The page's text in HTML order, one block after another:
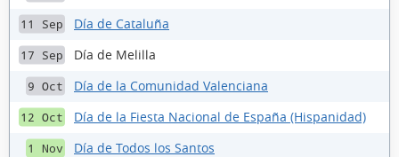
11 Sep Día de Cataluña
17 Sep Día de Melilla
9 Oct Día de la Comunidad Valenciana
12 Oct Día de la Fiesta Nacional de España (Hispanidad)
1 Nov Día de Todos los Santos